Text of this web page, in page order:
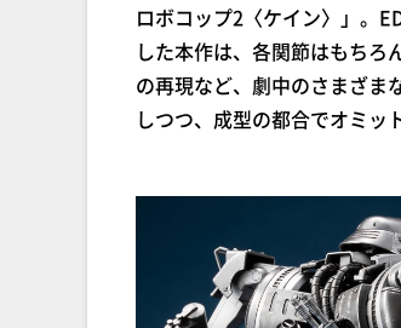
ロボコップ2〈ケイン〉」。
した本作は、各関節はもちろ
の再現など、劇中のさまざま
しつつ、成型の都合でオミッ